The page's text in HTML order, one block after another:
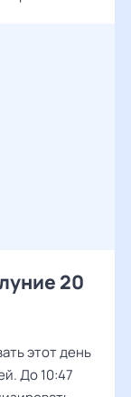
20
этот день
До 10:47